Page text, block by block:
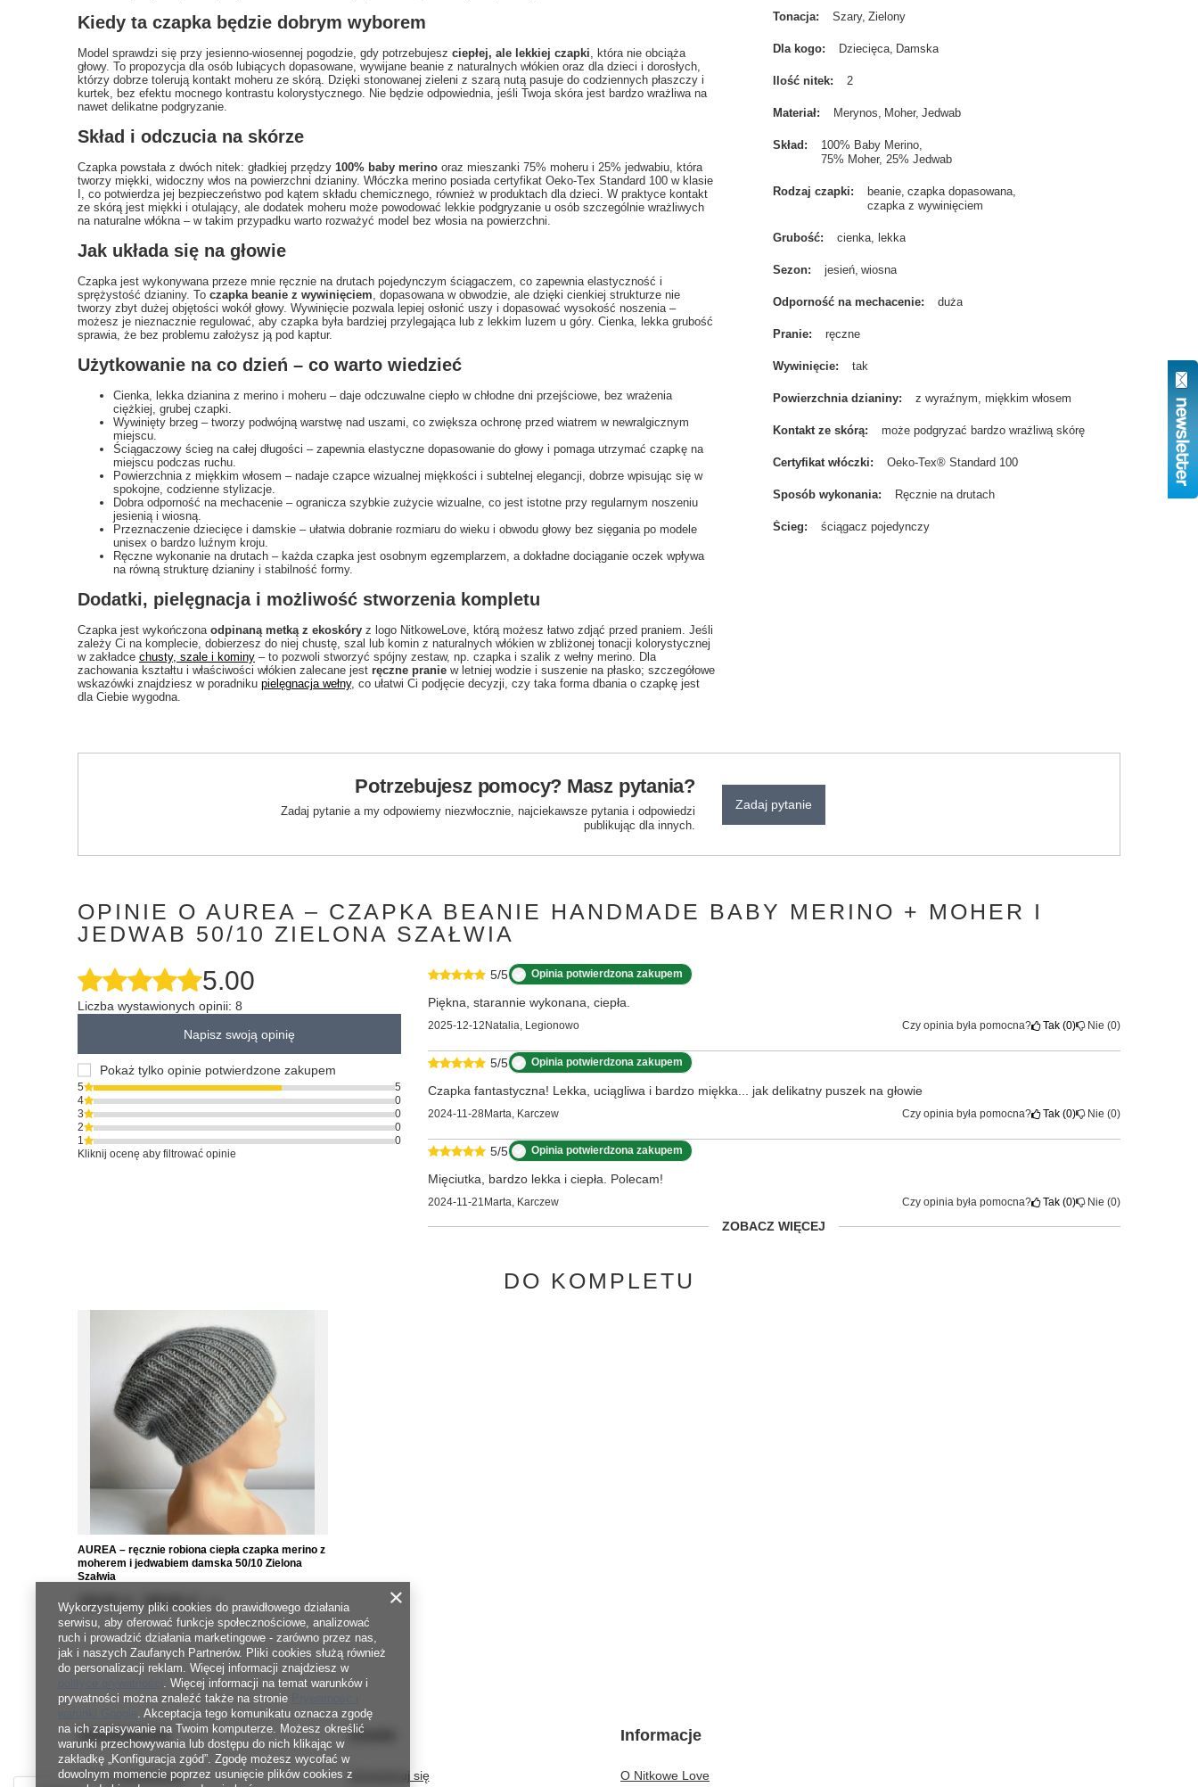
Kiedy ta czapka będzie dobrym wyborem
Model sprawdzi się przy jesienno‑wiosennej pogodzie, gdy potrzebujesz ciepłej, ale lekkiej czapki, która nie obciąża
głowy. To propozycja dla osób lubiących dopasowane, wywijane beanie z naturalnych włókien oraz dla dzieci i dorosłych,
którzy dobrze tolerują kontakt moheru ze skórą. Dzięki stonowanej zieleni z szarą nutą pasuje do codziennych płaszczy i
kurtek, bez efektu mocnego kontrastu kolorystycznego. Nie będzie odpowiednia, jeśli Twoja skóra jest bardzo wrażliwa na
nawet delikatne podgryzanie.
Skład i odczucia na skórze
Czapka powstała z dwóch nitek: gładkiej przędzy 100% baby merino oraz mieszanki 75% moheru i 25% jedwabiu, która
tworzy miękki, widoczny włos na powierzchni dzianiny. Włóczka merino posiada certyfikat Oeko‑Tex Standard 100 w klasie
I, co potwierdza jej bezpieczeństwo pod kątem składu chemicznego, również w produktach dla dzieci. W praktyce kontakt
ze skórą jest miękki i otulający, ale dodatek moheru może powodować lekkie podgryzanie u osób szczególnie wrażliwych
na naturalne włókna – w takim przypadku warto rozważyć model bez włosia na powierzchni.
Jak układa się na głowie
Czapka jest wykonywana przeze mnie ręcznie na drutach pojedynczym ściągaczem, co zapewnia elastyczność i
sprężystość dzianiny. To czapka beanie z wywinięciem, dopasowana w obwodzie, ale dzięki cienkiej strukturze nie
tworzy zbyt dużej objętości wokół głowy. Wywinięcie pozwala lepiej osłonić uszy i dopasować wysokość noszenia –
możesz je nieznacznie regulować, aby czapka była bardziej przylegająca lub z lekkim luzem u góry. Cienka, lekka grubość
sprawia, że bez problemu założysz ją pod kaptur.
Użytkowanie na co dzień – co warto wiedzieć
Cienka, lekka dzianina z merino i moheru – daje odczuwalne ciepło w chłodne dni przejściowe, bez wrażenia
ciężkiej, grubej czapki.
Wywinięty brzeg – tworzy podwójną warstwę nad uszami, co zwiększa ochronę przed wiatrem w newralgicznym
miejscu.
Ściągaczowy ścieg na całej długości – zapewnia elastyczne dopasowanie do głowy i pomaga utrzymać czapkę na
miejscu podczas ruchu.
Powierzchnia z miękkim włosem – nadaje czapce wizualnej miękkości i subtelnej elegancji, dobrze wpisując się w
spokojne, codzienne stylizacje.
Dobra odporność na mechacenie – ogranicza szybkie zużycie wizualne, co jest istotne przy regularnym noszeniu
jesienią i wiosną.
Przeznaczenie dziecięce i damskie – ułatwia dobranie rozmiaru do wieku i obwodu głowy bez sięgania po modele
unisex o bardzo luźnym kroju.
Ręczne wykonanie na drutach – każda czapka jest osobnym egzemplarzem, a dokładne dociąganie oczek wpływa
na równą strukturę dzianiny i stabilność formy.
Dodatki, pielęgnacja i możliwość stworzenia kompletu
Czapka jest wykończona odpinaną metką z ekoskóry z logo NitkoweLove, którą możesz łatwo zdjąć przed praniem. Jeśli
zależy Ci na komplecie, dobierzesz do niej chustę, szal lub komin z naturalnych włókien w zbliżonej tonacji kolorystycznej
w zakładce chusty, szale i kominy – to pozwoli stworzyć spójny zestaw, np. czapka i szalik z wełny merino. Dla
zachowania kształtu i właściwości włókien zalecane jest ręczne pranie w letniej wodzie i suszenie na płasko; szczegółowe
wskazówki znajdziesz w poradniku pielęgnacja wełny, co ułatwi Ci podjęcie decyzji, czy taka forma dbania o czapkę jest
dla Ciebie wygodna.
Tonacja Szary Zielony
Dla kogo Dziecięca Damska
Ilość nitek 2
Materiał Merynos Moher Jedwab
Skład
100% Baby Merino
75% Moher, 25% Jedwab
Rodzaj czapki beanie czapka dopasowana
czapka z wywinięciem
Grubość cienka, lekka
Sezon jesień wiosna
Odporność na mechacenie duża
Pranie ręczne
Wywinięcie tak
Powierzchnia dzianiny z wyraźnym, miękkim włosem
Kontakt ze skórą może podgryzać bardzo wrażliwą skórę
Certyfikat włóczki Oeko-Tex® Standard 100
Sposób wykonania Ręcznie na drutach
Ścieg ściągacz pojedynczy
Potrzebujesz pomocy? Masz pytania?
Zadaj pytanie a my odpowiemy niezwłocznie, najciekawsze pytania i odpowiedzi
publikując dla innych.
Zadaj pytanie
OPINIE O AUREA – CZAPKA BEANIE HANDMADE BABY MERINO + MOHER I
JEDWAB 50/10 ZIELONA SZAŁWIA
5.00
Liczba wystawionych opinii: 8
Napisz swoją opinię
Pokaż tylko opinie potwierdzone zakupem
5
5
4
0
3
0
2
0
1
0
Kliknij ocenę aby filtrować opinie
5/5 Opinia potwierdzona zakupem
Piękna, starannie wykonana, ciepła.
2025-12-12 Natalia, Legionowo Czy opinia była pomocna? Tak 0 Nie 0
5/5 Opinia potwierdzona zakupem
Czapka fantastyczna! Lekka, uciągliwa i bardzo miękka... jak delikatny puszek na głowie
2024-11-28Marta, Karczew Czy opinia była pomocna? Tak 0 Nie 0
5/5 Opinia potwierdzona zakupem
Mięciutka, bardzo lekka i ciepła. Polecam!
2024-11-21 Marta, Karczew Czy opinia była pomocna? Tak 0 Nie 0
ZOBACZ WIĘCEJ
DO KOMPLETU
AUREA – ręcznie robiona ciepła czapka merino z
moherem i jedwabiem damska 50/10 Zielona
Szałwia
159,00 zł do
189,00 zł szt.
Zamówienia
Status zamówienia
Konto
Zarejestruj się
Informacje
O Nitkowe Love
Wykorzystujemy pliki cookies do prawidłowego działania
serwisu, aby oferować funkcje społecznościowe, analizować
ruch i prowadzić działania marketingowe - zarówno przez nas,
jak i naszych Zaufanych Partnerów. Pliki cookies służą również
do personalizacji reklam. Więcej informacji znajdziesz w
. Więcej informacji na temat warunków i
prywatności można znaleźć także na stronie
. Akceptacja tego komunikatu oznacza zgodę
na ich zapisywanie na Twoim komputerze. Możesz określić
warunki przechowywania lub dostępu do nich klikając w
zakładkę „Konfiguracja zgód”. Zgodę możesz wycofać w
dowolnym momencie poprzez usunięcie plików cookies z